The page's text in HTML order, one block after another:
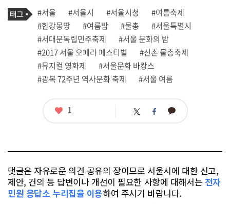
기
사
관
련
태
그
태
그
#서울 #서울시 #서울시청
#여름축제
#한강몽땅
#여름밤 #물총
#서울특별시
#서대문독립민주축제
#서울 문화의 밤
#2017 서울 오페라 페스티벌
#신촌 물총축제
#뮤지컬 영화제
#서울문화 바캉스
#광복 72주년 역사문화 축제
#서울 여름
좋1 트 페 카
댓글은 자유로운 의견 공유의 장이므로 서울시에 대한 신고,
제안, 건의 등 답변이나 개선이 필요한 사항에 대해서는 전자
민원 응답소 누리집을 이용하여 주시기 바랍니다.